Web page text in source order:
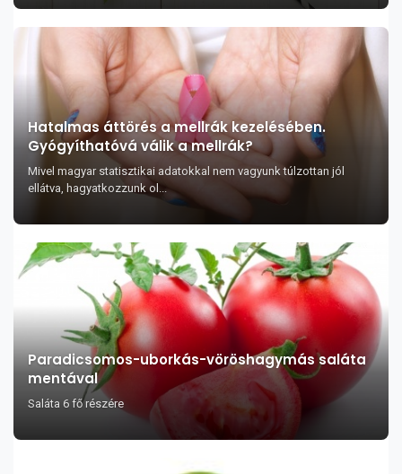
Hatalmas áttörés a mellrák kezelésében.
Gyógyíthatóvá válik a mellrák?
Mivel magyar statisztikai adatokkal nem vagyunk túlzottan jól
ellátva, hagyatkozzunk ol...
Paradicsomos-uborkás-vöröshagymás saláta
mentával
Saláta 6 fő részére